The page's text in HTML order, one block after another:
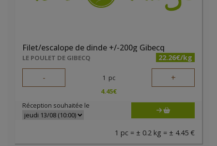
Filet/escalope de dinde +/-200g Gibecq
LE POULET DE GIBECQ 22.26€/kg
- 1 pc +
4.45€
Réception souhaitée le
1 pc = ± 0.2 kg = ± 4.45 €